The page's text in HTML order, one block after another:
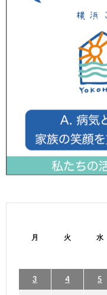
月 火 水
3 4 5